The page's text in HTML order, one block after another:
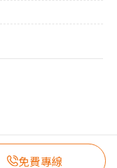
免費專線